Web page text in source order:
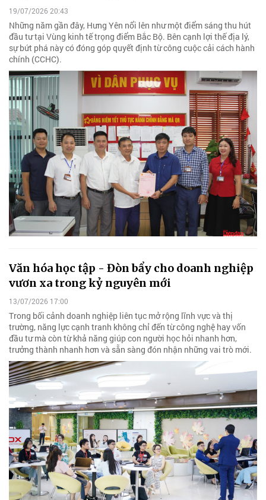
19/07/2026 20:43
Những năm gần đây, Hưng Yên nổi lên như một điểm sáng thu hút
đầu tư tại Vùng kinh tế trọng điểm Bắc Bộ. Bên cạnh lợi thế địa lý,
sự bứt phá này có đóng góp quyết định từ công cuộc cải cách hành
chính (CCHC).
Văn hóa học tập - Đòn bẩy cho doanh nghiệp
vươn xa trong kỷ nguyên mới
13/07/2026 17:00
Trong bối cảnh doanh nghiệp liên tục mở rộng lĩnh vực và thị
trường, năng lực cạnh tranh không chỉ đến từ công nghệ hay vốn
đầu tư mà còn từ khả năng giúp con người học hỏi nhanh hơn,
trưởng thành nhanh hơn và sẵn sàng đón nhận những vai trò mới.